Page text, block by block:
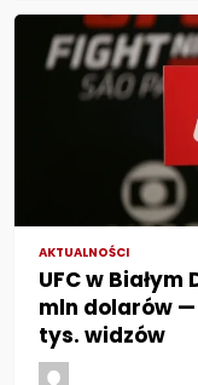
AKTUALNOŚCI
UFC w
mln dolarów —
tys. widzów